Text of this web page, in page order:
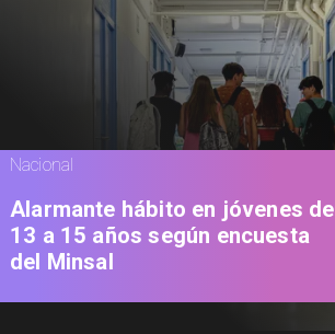
Nacional
Alarmante hábito en jóvenes de
13 a 15 años según encuesta
del Minsal